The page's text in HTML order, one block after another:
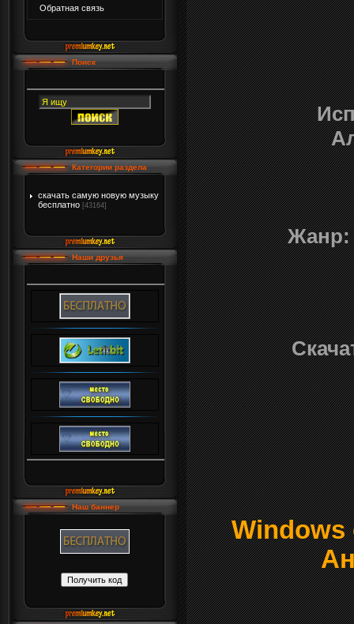
Обратная связь
Поиск
Категории раздела
скачать самую новую музыку
бесплатно [43164]
Наши друзья
Наш баннер
Жанр:
Windows